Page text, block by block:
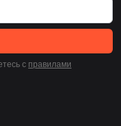
c правилами